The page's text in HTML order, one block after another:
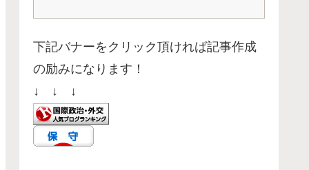
下記バナーをクリック頂ければ記事作成
の励みになります！
↓ ↓ ↓